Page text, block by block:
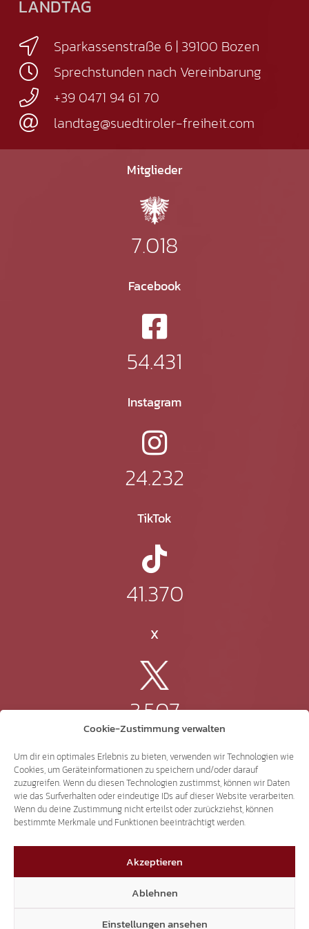
Cookie-Zustimmung verwalten
Um dir ein optimales Erlebnis zu bieten, verwenden wir Technologien wie
Cookies, um Geräteinformationen zu speichern und/oder darauf
zuzugreifen. Wenn du diesen Technologien zustimmst, können wir Daten
wie das Surfverhalten oder eindeutige IDs auf dieser Website verarbeiten.
Wenn du deine Zustimmung nicht erteilst oder zurückziehst, können
bestimmte Merkmale und Funktionen beeinträchtigt werden.
Akzeptieren
Ablehnen
Einstellungen ansehen
LANDTAG
Sparkassenstraße 6 | 39100 Bozen
Sprechstunden nach Vereinbarung
+39 0471 94 61 70
landtag@suedtiroler-freiheit.com
Mitglieder
7.018
Facebook
54.431
Instagram
24.232
TikTok
41.370
X
3.507
Threads
3.401
YouTube